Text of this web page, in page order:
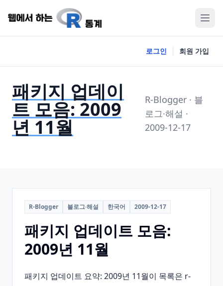
로그인 회원 가입
패키지 업데이
트 모음: 2009
년 11월
R-Blogger · 블
로그·해설 ·
2009-12-17
R-Blogger 블로그·해설 한국어 2009-12-17
패키지 업데이트 모음:
2009년 11월
패키지 업데이트 요약: 2009년 11월이 목록은 r-